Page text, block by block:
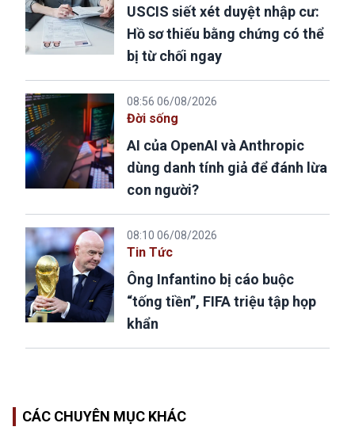
USCIS siết xét duyệt nhập cư:
Hồ sơ thiếu bằng chứng có thể
bị từ chối ngay
08:56 06/08/2026
Đời sống
AI của OpenAI và Anthropic
dùng danh tính giả để đánh lừa
con người?
08:10 06/08/2026
Tin Tức
Ông Infantino bị cáo buộc
“tống tiền”, FIFA triệu tập họp
khẩn
CÁC CHUYÊN MỤC KHÁC